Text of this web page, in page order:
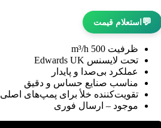
💬 استعلام قیمت
ظرفیت 500 m³/h
تحت لایسنس Edwards UK
عملکرد بی‌صدا و پایدار
مناسب صنایع حساس و دقیق
تقویت‌کننده خلأ برای پمپ‌های اصلی
موجود – ارسال فوری